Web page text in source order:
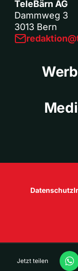
Jetzt teilen
TeleBärn AG
Dammweg 3
3013 Bern
Datenschutz